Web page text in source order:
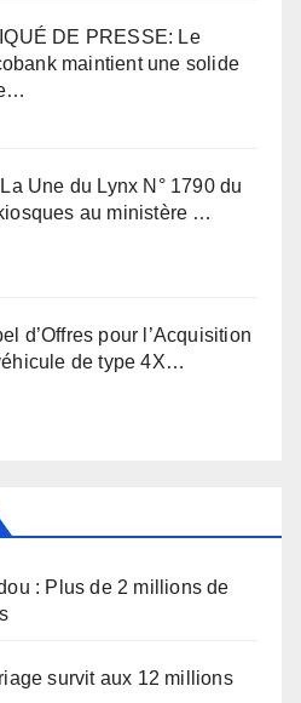
DE PRESSE: Le
maintient une solide
Une du Lynx N° 1790 du
au ministère …
d’Offres pour l’Acquisition
de type 4X…
: Plus de 2 millions de
survit aux 12 millions